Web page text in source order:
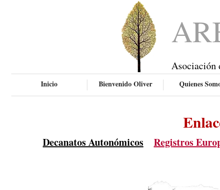
Asociación
Inicio Bienvenido Oliver Quienes
Decanatos Autonómicos Registros